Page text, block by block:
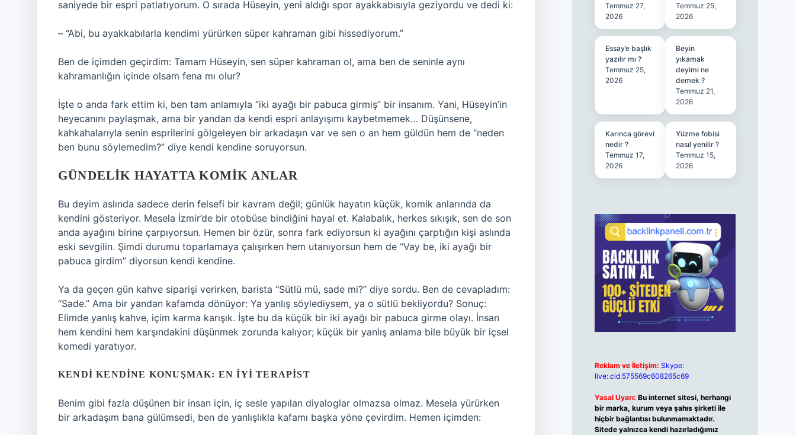
saniyede bir espri patlatıyorum. O sırada Hüseyin, yeni aldığı spor ayakkabısıyla geziyordu ve dedi ki:
– “Abi, bu ayakkabılarla kendimi yürürken süper kahraman gibi hissediyorum.”
Ben de içimden geçirdim: Tamam Hüseyin, sen süper kahraman ol, ama ben de seninle aynı
kahramanlığın içinde olsam fena mı olur?
İşte o anda fark ettim ki, ben tam anlamıyla “iki ayağı bir pabuca girmiş” bir insanım. Yani, Hüseyin’in
heyecanını paylaşmak, ama bir yandan da kendi espri anlayışımı kaybetmemek… Düşünsene,
kahkahalarıyla senin esprilerini gölgeleyen bir arkadaşın var ve sen o an hem güldün hem de “neden
ben bunu söylemedim?” diye kendi kendine soruyorsun.
GÜNDELIK HAYATTA KOMIK ANLAR
Bu deyim aslında sadece derin felsefi bir kavram değil; günlük hayatın küçük, komik anlarında da
kendini gösteriyor. Mesela İzmir’de bir otobüse bindiğini hayal et. Kalabalık, herkes sıkışık, sen de son
anda ayağını birine çarpıyorsun. Hemen bir özür, sonra fark ediyorsun ki ayağını çarptığın kişi aslında
eski sevgilin. Şimdi durumu toparlamaya çalışırken hem utanıyorsun hem de “Vay be, iki ayağı bir
pabuca girdim” diyorsun kendi kendine.
Ya da geçen gün kahve siparişi verirken, barista “Sütlü mü, sade mi?” diye sordu. Ben de cevapladım:
“Sade.” Ama bir yandan kafamda dönüyor: Ya yanlış söylediysem, ya o sütlü bekliyordu? Sonuç:
Elimde yanlış kahve, içim karma karışık. İşte bu da küçük bir iki ayağı bir pabuca girme olayı. İnsan
hem kendini hem karşındakini düşünmek zorunda kalıyor; küçük bir yanlış anlama bile büyük bir içsel
komedi yaratıyor.
KENDI KENDINE KONUŞMAK: EN İYI TERAPIST
Benim gibi fazla düşünen bir insan için, iç sesle yapılan diyaloglar olmazsa olmaz. Mesela yürürken
bir arkadaşım bana gülümsedi, ben de yanlışlıkla kafamı başka yöne çevirdim. Hemen içimden:
Temmuz 27,
2026
Temmuz 25,
2026
Essay’e başlık
yazılır mı ?
Temmuz 25,
2026
Beyin
yıkamak
deyimi ne
demek ?
Temmuz 21,
2026
Karınca görevi
nedir ?
Temmuz 17,
2026
Yüzme fobisi
nasıl yenilir ?
Temmuz 15,
2026
Reklam ve İletişim: Skype:
live:.cid.575569c608265c69
Yasal Uyarı: Bu internet sitesi, herhangi
bir marka, kurum veya şahıs şirketi ile
hiçbir bağlantısı bulunmamaktadır.
Sitede yalnızca kendi hazırladığımız